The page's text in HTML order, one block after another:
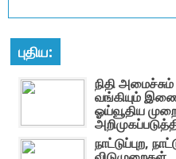
புதிய:
நிதி
வங்கியும்
ஓய்வூதிய
நாட்டுப்புற,